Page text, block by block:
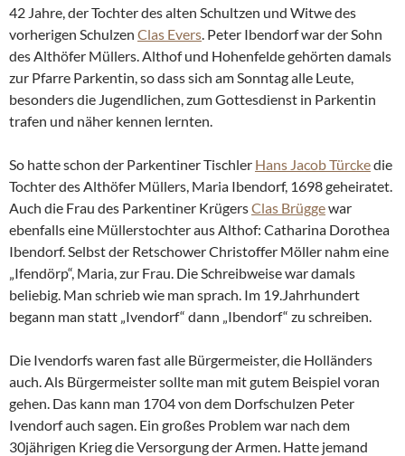
42 Jahre, der Tochter des alten Schultzen und Witwe des
vorherigen Schulzen Clas Evers. Peter Ibendorf war der Sohn
des Althöfer Müllers. Althof und Hohenfelde gehörten damals
zur Pfarre Parkentin, so dass sich am Sonntag alle Leute,
besonders die Jugendlichen, zum Gottesdienst in Parkentin
trafen und näher kennen lernten.
So hatte schon der Parkentiner Tischler Hans Jacob Türckedie
Tochter des Althöfer Müllers, Maria Ibendorf, 1698 geheiratet.
Auch die Frau des Parkentiner KrügersClas Brüggewar
ebenfalls eine Müllerstochter aus Althof: Catharina Dorothea
Ibendorf. Selbst der Retschower Christoffer Möller nahm eine
„Ifendörp“, Maria, zur Frau. Die Schreibweise war damals
beliebig. Man schrieb wie man sprach. Im 19.Jahrhundert
begann man statt „Ivendorf“ dann „Ibendorf“ zu schreiben.
Die Ivendorfs waren fast alle Bürgermeister, die Holländers
auch. Als Bürgermeister sollte man mit gutem Beispiel voran
gehen. Das kann man 1704 von dem Dorfschulzen Peter
Ivendorf auch sagen. Ein großes Problem war nach dem
30jährigen Krieg die Versorgung der Armen. Hatte jemand